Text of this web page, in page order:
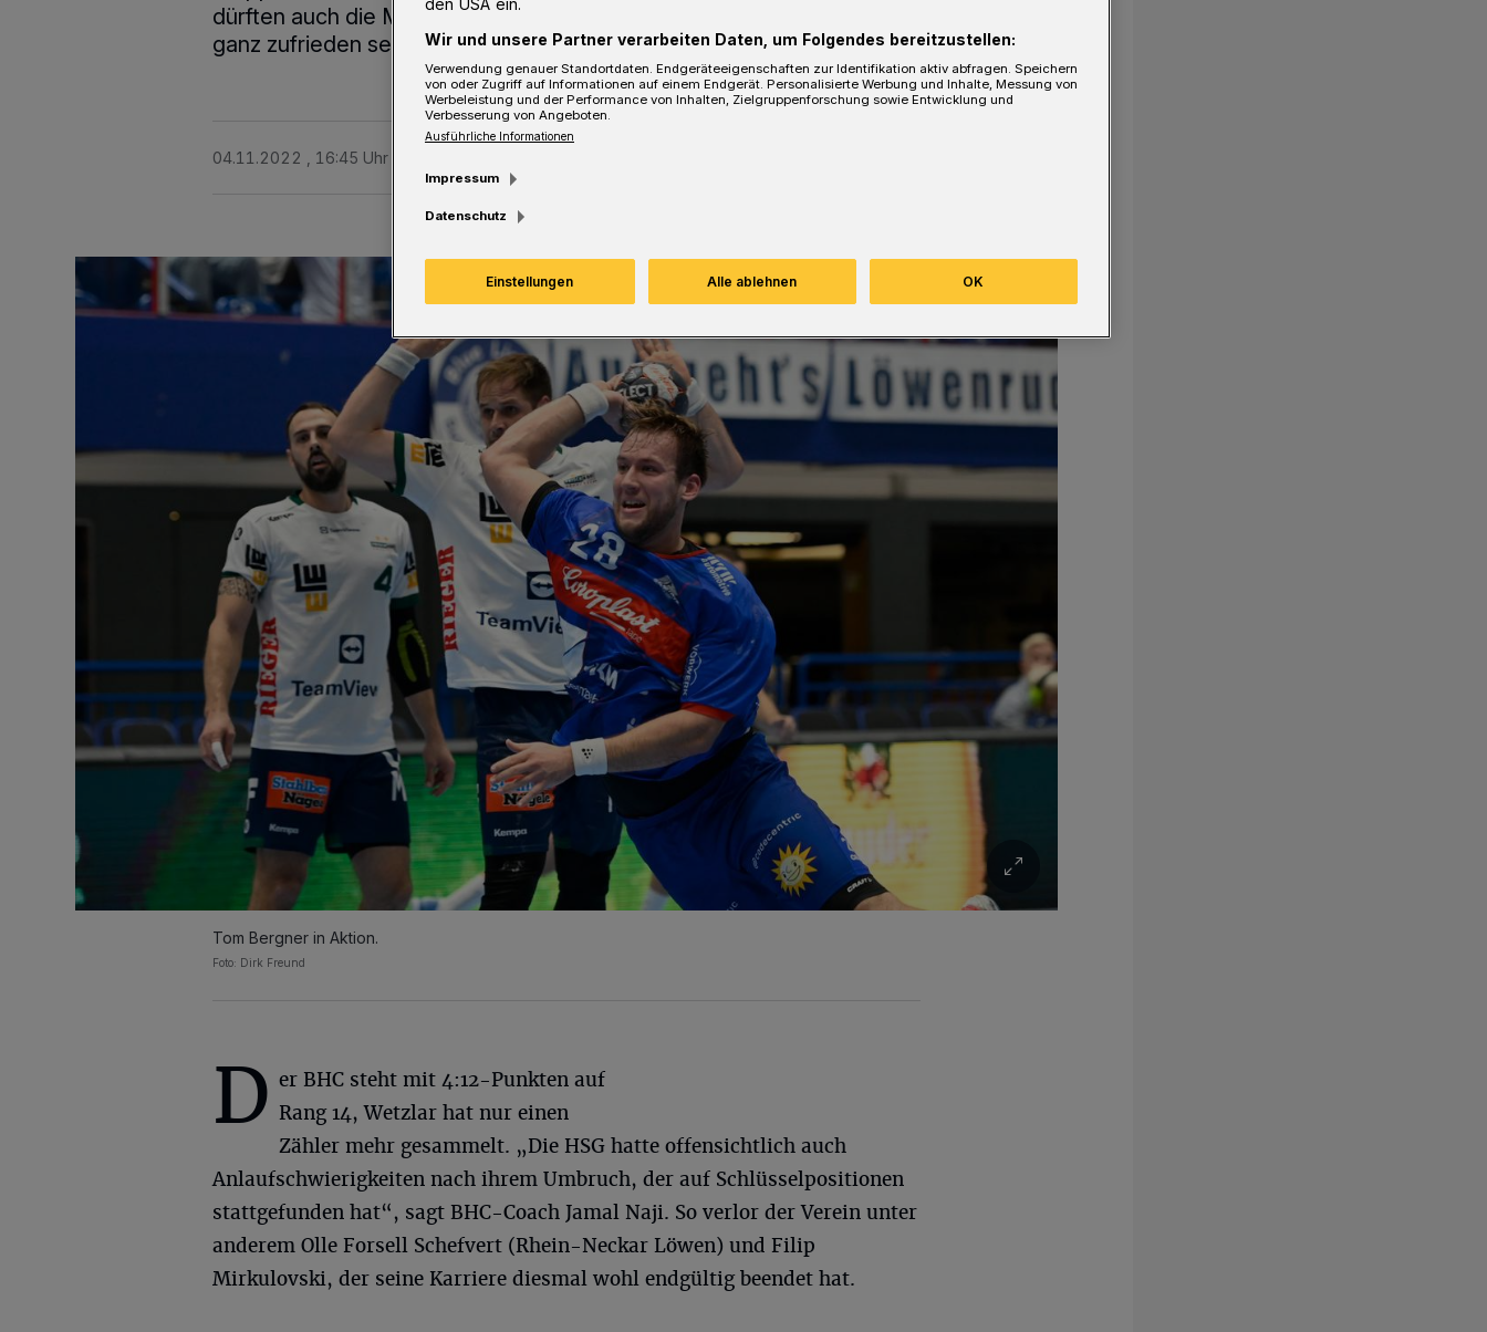
dürften auch die Mittelhessen mit der bisherigen Saisonausbeute nicht
ganz zufrieden sein.
04.11.2022 , 16:45 Uhr
Tom Bergner in Aktion.
Foto: Dirk Freund
D er BHC steht mit 4:12-Punkten auf
Rang 14, Wetzlar hat nur einen
Zähler mehr gesammelt. „Die HSG hatte offensichtlich auch
Anlaufschwierigkeiten nach ihrem Umbruch, der auf Schlüsselpositionen
stattgefunden hat“, sagt BHC-Coach Jamal Naji. So verlor der Verein unter
anderem Olle Forsell Schefvert (Rhein-Neckar Löwen) und Filip
Mirkulovski, der seine Karriere diesmal wohl endgültig beendet hat.
den USA ein.
Wir und unsere Partner verarbeiten Daten, um Folgendes bereitzustellen:
Verwendung genauer Standortdaten. Endgeräteeigenschaften zur Identifikation aktiv abfragen. Speichern
von oder Zugriff auf Informationen auf einem Endgerät. Personalisierte Werbung und Inhalte, Messung von
Werbeleistung und der Performance von Inhalten, Zielgruppenforschung sowie Entwicklung und
Verbesserung von Angeboten.
Ausführliche Informationen
Impressum
Datenschutz
Einstellungen Alle ablehnen OK